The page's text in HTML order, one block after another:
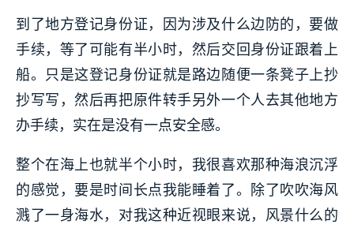
到了地方登记身份证，因为涉及什么边防的，要做
手续，等了可能有半小时，然后交回身份证跟着上
船。只是这登记身份证就是路边随便一条凳子上抄
抄写写，然后再把原件转手另外一个人去其他地方
办手续，实在是没有一点安全感。
整个在海上也就半个小时，我很喜欢那种海浪沉浮
的感觉，要是时间长点我能睡着了。除了吹吹海风
溅了一身海水，对我这种近视眼来说，风景什么的